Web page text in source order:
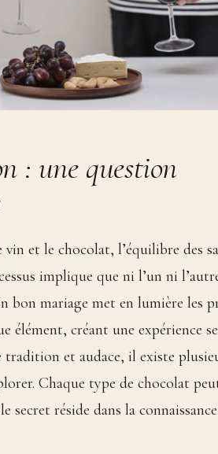
: une question
et le chocolat, l’équilibre des
implique que ni l’un ni
bon mariage met en lumière les
élément, créant une expérience
tradition et audace, il existe
Chaque type de chocolat
secret réside dans la